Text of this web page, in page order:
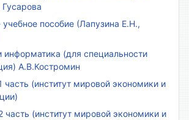
пособие (Лапузина Е.Н.,
информатика (для специальности
А.В.Костромин
часть (институт мировой экономики и
часть (институт мировой экономики и